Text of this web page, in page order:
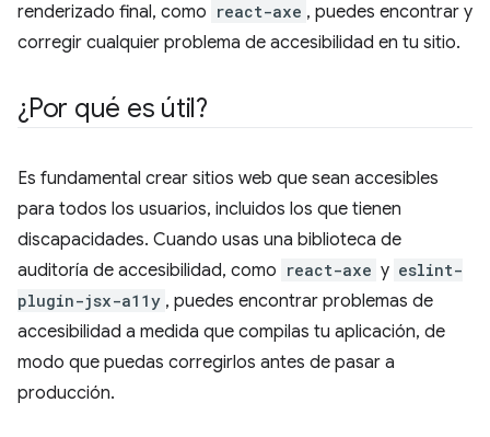
renderizado final, como react-axe , puedes encontrar y
corregir cualquier problema de accesibilidad en tu sitio.
¿Por qué es útil?
Es fundamental crear sitios web que sean accesibles
para todos los usuarios, incluidos los que tienen
discapacidades. Cuando usas una biblioteca de
auditoría de accesibilidad, como react-axe y eslint-
plugin-jsx-a11y , puedes encontrar problemas de
accesibilidad a medida que compilas tu aplicación, de
modo que puedas corregirlos antes de pasar a
producción.